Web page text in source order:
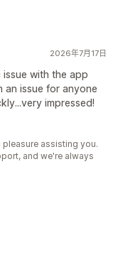
2026年7月17日
issue with the app
an issue for anyone
impressed!
assisting you.
and we're always